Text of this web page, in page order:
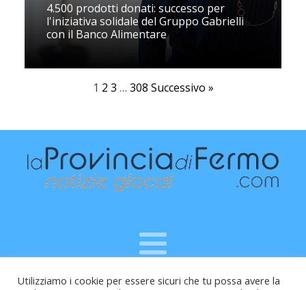
4.500 prodotti donati: successo per
l'iniziativa solidale del Gruppo Gabrielli
con il Banco Alimentare
1 2 3 … 308 Successivo »
Raffaele Vitali - via Leopardi 10 - 61121 Pesaro (PU) -
Utilizziamo i cookie per essere sicuri che tu possa avere la